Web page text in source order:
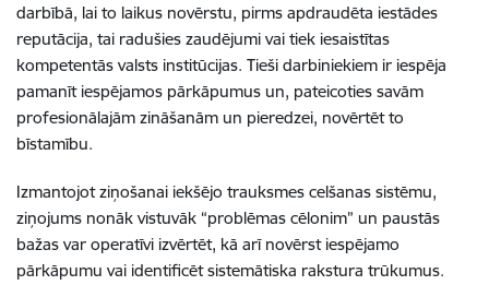
darbībā, lai to laikus novērstu, pirms apdraudēta iestādes
reputācija, tai radušies zaudējumi vai tiek iesaistītas
kompetentās valsts institūcijas. Tieši darbiniekiem ir iespēja
pamanīt iespējamos pārkāpumus un, pateicoties savām
profesionālajām zināšanām un pieredzei, novērtēt to
bīstamību.
Izmantojot ziņošanai iekšējo trauksmes celšanas sistēmu,
ziņojums nonāk vistuvāk “problēmas cēlonim” un paustās
bažas var operatīvi izvērtēt, kā arī novērst iespējamo
pārkāpumu vai identificēt sistemātiska rakstura trūkumus.